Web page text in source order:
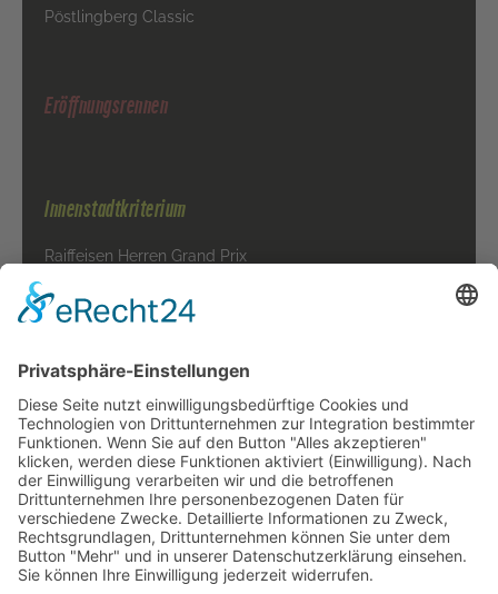
Pöstlingberg Classic
Eröffnungsrennen
Innenstadtkriterium
Raiffeisen Herren Grand Prix
BOA Kids - Race
Presse
Veranstalter
Junioren-Rundfahrt
1. Etappe
2. Etappe